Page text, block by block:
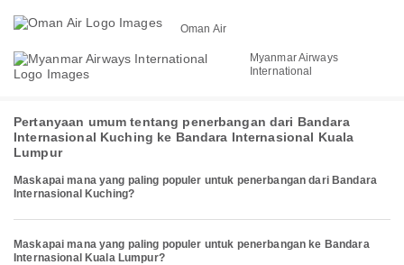
Oman Air
Myanmar Airways
International
Pertanyaan umum tentang penerbangan dari Bandara
Internasional Kuching ke Bandara Internasional Kuala
Lumpur
Maskapai mana yang paling populer untuk penerbangan dari Bandara
Internasional Kuching?
Maskapai mana yang paling populer untuk penerbangan ke Bandara
Internasional Kuala Lumpur?